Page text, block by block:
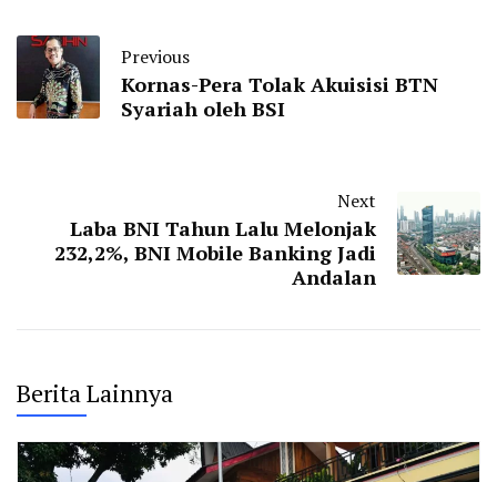
Previous
Kornas-Pera Tolak Akuisisi BTN
Syariah oleh BSI
Next
Laba BNI Tahun Lalu Melonjak
232,2%, BNI Mobile Banking Jadi
Andalan
Berita Lainnya